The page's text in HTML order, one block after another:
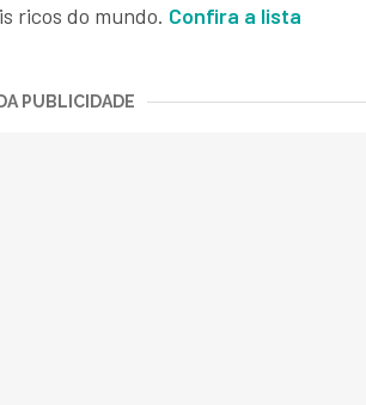
ricos do mundo. Confira a lista
PUBLICIDADE